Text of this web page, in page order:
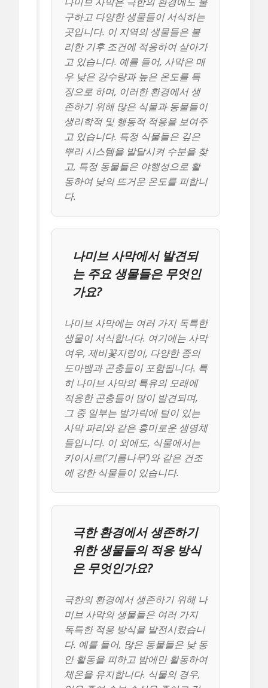
구하고 다양한 생물들이 서식하는
곳입니다. 이 지역의 생물들은 불
리한 기후 조건에 적응하여 살아가
고 있습니다. 예를 들어, 사막은 매
우 낮은 강수량과 높은 온도를 특
징으로 하며, 이러한 환경에서 생
존하기 위해 많은 식물과 동물들이
생리학적 및 행동적 적응을 보여주
고 있습니다. 특정 식물들은 깊은
뿌리 시스템을 발달시켜 수분을 찾
고, 특정 동물들은 야행성으로 활
동하여 낮의 뜨거운 온도를 피합니
다.
나미브 사막에서 발견되
는 주요 생물들은 무엇인
가요?
나미브 사막에는 여러 가지 독특한
생물이 서식합니다. 여기에는 사막
여우, 제비꽃지렁이, 다양한 종의
도마뱀과 곤충들이 포함됩니다. 특
히 나미브 사막의 특유의 모래에
적응한 곤충들이 많이 발견되며,
그 중 일부는 발가락에 털이 있는
사막 파리와 같은 흥미로운 생명체
들입니다. 이 외에도, 식물에서는
카이사르(‘기름나무’)와 같은 건조
에 강한 식물들이 있습니다.
극한 환경에서 생존하기
위한 생물들의 적응 방식
은 무엇인가요?
극한의 환경에서 생존하기 위해 나
미브 사막의 생물들은 여러 가지
독특한 적응 방식을 발전시켰습니
다. 예를 들어, 많은 동물들은 낮 동
안 활동을 피하고 밤에만 활동하여
체온을 유지합니다. 식물의 경우,